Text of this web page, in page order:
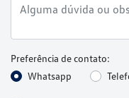
Preferência de contato:
Whatsapp